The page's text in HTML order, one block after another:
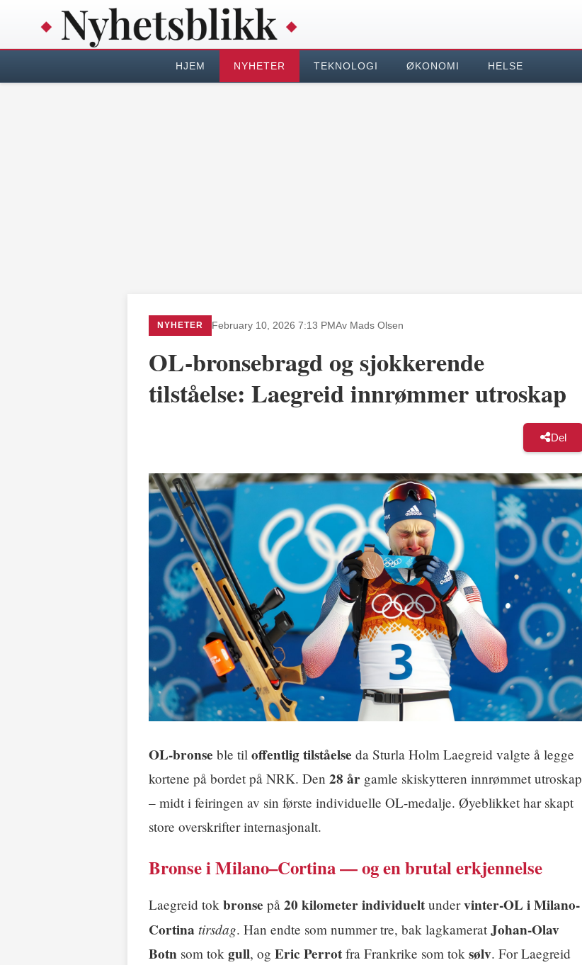
HJEM NYHETER TEKNOLOGI ØKONOMI HELSE
NYHETER February 10, 2026 7:13 PMAv Mads Olsen
OL-bronsebragd og sjokkerende
tilståelse: Laegreid innrømmer utroskap
Del
OL-bronse ble til offentlig tilståelse da Sturla Holm Laegreid valgte å legge
kortene på bordet på NRK. Den 28 år gamle skiskytteren innrømmet utroskap
– midt i feiringen av sin første individuelle OL-medalje. Øyeblikket har skapt
store overskrifter internasjonalt.
Bronse i Milano–Cortina — og en brutal erkjennelse
Laegreid tok bronse på 20 kilometer individuelt undervinter-OL i Milano-
Cortina tirsdag. Han endte som nummer tre, bak lagkamerat Johan-Olav
Botn som tok gull, og Eric Perrot fra Frankrike som tok sølv. For Laegreid